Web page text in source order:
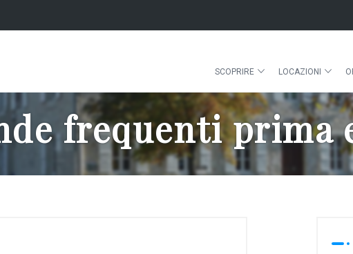
SCOPRIRE LOCAZIONI
frequenti prima